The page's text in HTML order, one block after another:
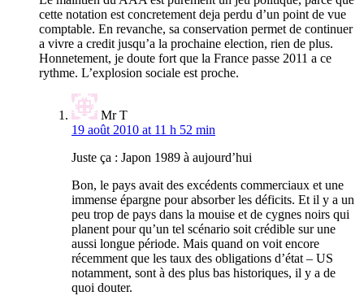
cette notation est concretement deja perdu d’un point de vue
comptable. En revanche, sa conservation permet de continuer
a vivre a credit jusqu’a la prochaine election, rien de plus.
Honnetement, je doute fort que la France passe 2011 a ce
rythme. L’explosion sociale est proche.
Mr T
19 août 2010 at 11 h 52 min
Juste ça : Japon 1989 à aujourd’hui
Bon, le pays avait des excédents commerciaux et une
immense épargne pour absorber les déficits. Et il y a un
peu trop de pays dans la mouise et de cygnes noirs qui
planent pour qu’un tel scénario soit crédible sur une
aussi longue période. Mais quand on voit encore
récemment que les taux des obligations d’état – US
notamment, sont à des plus bas historiques, il y a de
quoi douter.